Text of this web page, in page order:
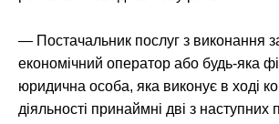
— Постачальник послуг з виконання
економічний оператор або будь-яка
юридична особа, яка виконує в ході
діяльності принаймні дві з наступних